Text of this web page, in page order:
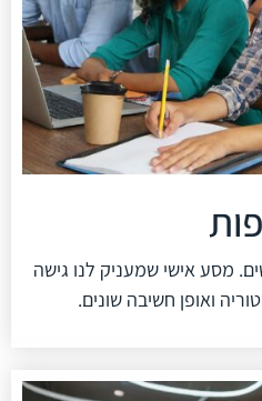
מסע אישי שמעניק לנו גישה
ואופן חשיבה שונים.